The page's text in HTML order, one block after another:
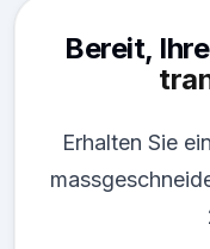
Bereit, Ihre
Erhalten Sie